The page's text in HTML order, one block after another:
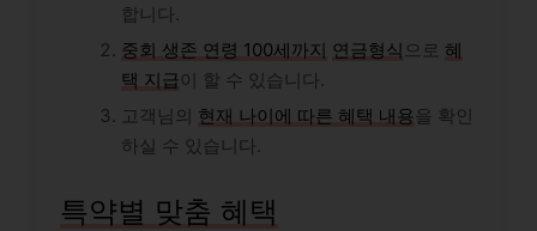
합니다.
중회 생존 연령 100세까지 연금형식 으로 혜
택 지급이 할 수 있습니다.
고객님의 현재 나이에 따른 혜택 내용을 확인
하실 수 있습니다.
특약별 맞춤 혜택